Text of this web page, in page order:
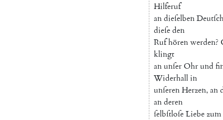
Hilferuf
andieſelben
dieſeden
Rufhörenwerden?
klingt
anunſerOhrund
Widerhallin
unſerenHerzen, an
anderen
ſelbſtloſeLiebezum